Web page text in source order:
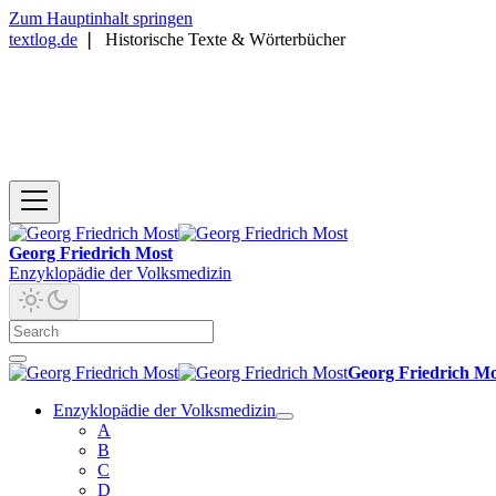
Zum Hauptinhalt springen
textlog.de
Historische Texte & Wörterbücher
Georg Friedrich Most
Enzyklopädie der Volksmedizin
Georg Friedrich
Enzyklopädie der Volksmedizin
A
B
C
D